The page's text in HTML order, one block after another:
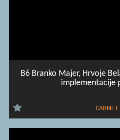
B6 Branko Majer, Hrvoje
implementacije
CARNET